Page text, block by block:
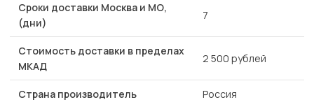
Сроки доставки Москва и МО,
(дни)
7
Стоимость доставки в пределах
МКАД
2 500 рублей
Страна производитель Россия